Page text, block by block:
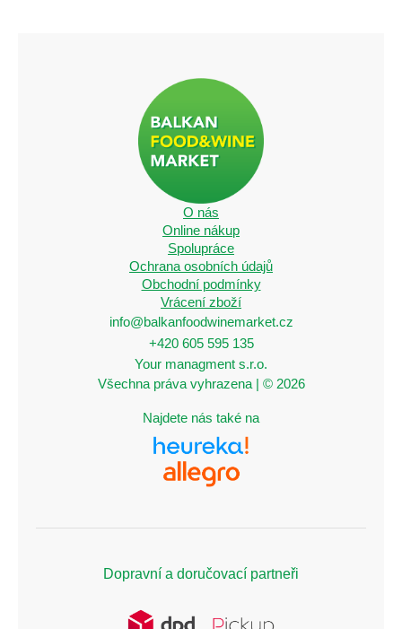
O nás
Online nákup
Spolupráce
Ochrana osobních údajů
Obchodní podmínky
Vrácení zboží
info@balkanfoodwinemarket.cz
+420 605 595 135
Your managment s.r.o.
Všechna práva vyhrazena | © 2026
Najdete nás také na
Dopravní a doručovací partneři